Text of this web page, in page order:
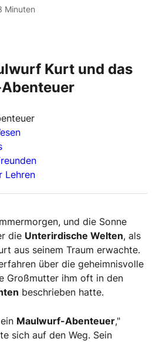
Minuten
Kurt und das
Lehren
und die Sonne
die Unterirdische Welten, als
aus seinem Traum erwachte.
über die geheimnisvolle
Großmutter ihm oft in den
beschrieben hatte.
Maulwurf-Abenteuer,"
sich auf den Weg. Sein